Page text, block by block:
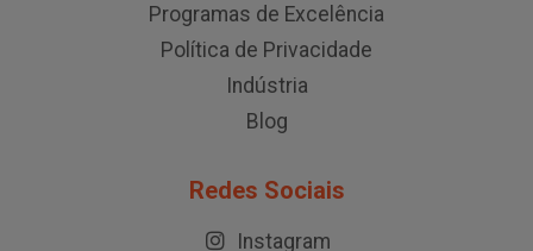
Programas de Excelência
Política de Privacidade
Indústria
Blog
Redes Sociais
Instagram